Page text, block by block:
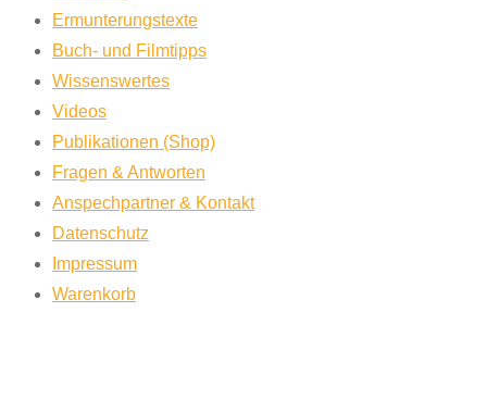
Ermunterungstexte
Buch- und Filmtipps
Wissenswertes
Videos
Publikationen (Shop)
Fragen & Antworten
Anspechpartner & Kontakt
Datenschutz
Impressum
Warenkorb